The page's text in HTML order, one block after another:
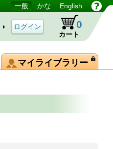
一般 かな English
カート
0
マイライブラリー